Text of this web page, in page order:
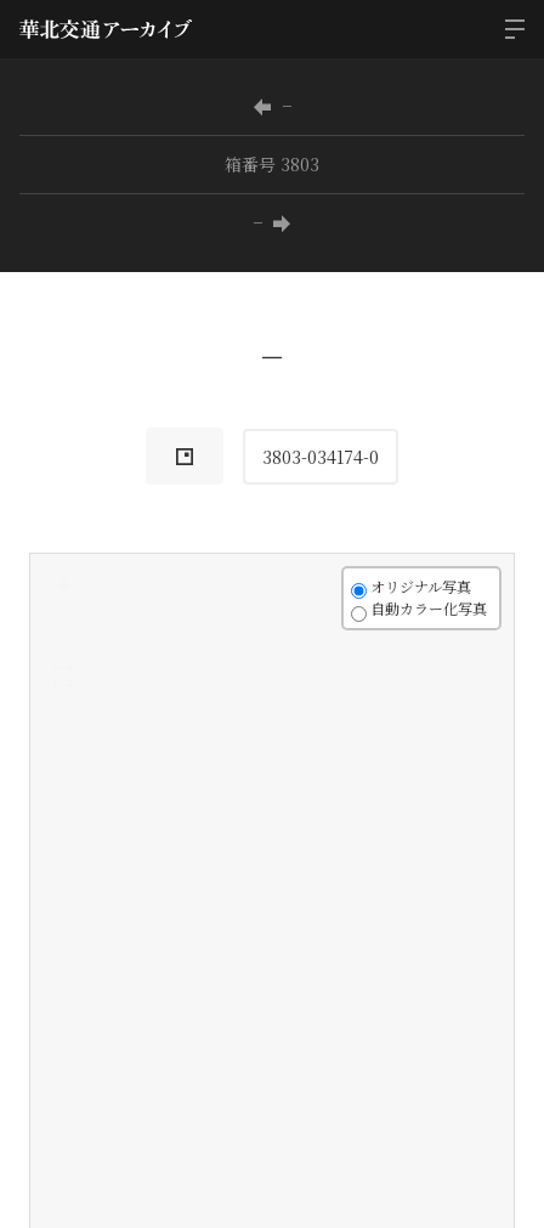
−
箱番号 3803
−
−
3803-034174-0
オリジナル写真
自動カラー化写真